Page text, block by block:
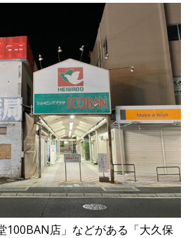
100BAN店」などがある「大久保